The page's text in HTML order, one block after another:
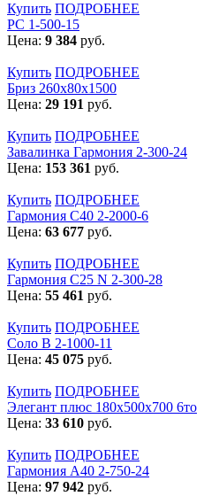
Купить ПОДРОБНЕЕ
РС 1-500-15
Цена: 9 384 руб.
Купить ПОДРОБНЕЕ
Бриз 260х80х1500
Цена: 29 191 руб.
Купить ПОДРОБНЕЕ
Завалинка Гармония 2-300-24
Цена: 153 361 руб.
Купить ПОДРОБНЕЕ
Гармония С40 2-2000-6
Цена: 63 677 руб.
Купить ПОДРОБНЕЕ
Гармония С25 N 2-300-28
Цена: 55 461 руб.
Купить ПОДРОБНЕЕ
Соло В 2-1000-11
Цена: 45 075 руб.
Купить ПОДРОБНЕЕ
Элегант плюс 180x500x700 6то
Цена: 33 610 руб.
Купить ПОДРОБНЕЕ
Гармония А40 2-750-24
Цена: 97 942 руб.